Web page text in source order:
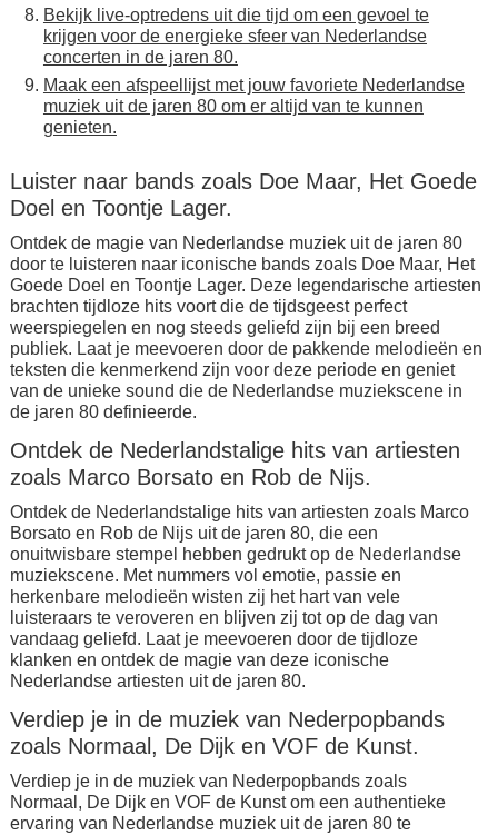
Bekijk live-optredens uit die tijd om een gevoel te
krijgen voor de energieke sfeer van Nederlandse
concerten in de jaren 80.
Maak een afspeellijst met jouw favoriete Nederlandse
muziek uit de jaren 80 om er altijd van te kunnen
genieten.
Luister naar bands zoals Doe Maar, Het Goede
Doel en Toontje Lager.
Ontdek de magie van Nederlandse muziek uit de jaren 80
door te luisteren naar iconische bands zoals Doe Maar, Het
Goede Doel en Toontje Lager. Deze legendarische artiesten
brachten tijdloze hits voort die de tijdsgeest perfect
weerspiegelen en nog steeds geliefd zijn bij een breed
publiek. Laat je meevoeren door de pakkende melodieën en
teksten die kenmerkend zijn voor deze periode en geniet
van de unieke sound die de Nederlandse muziekscene in
de jaren 80 definieerde.
Ontdek de Nederlandstalige hits van artiesten
zoals Marco Borsato en Rob de Nijs.
Ontdek de Nederlandstalige hits van artiesten zoals Marco
Borsato en Rob de Nijs uit de jaren 80, die een
onuitwisbare stempel hebben gedrukt op de Nederlandse
muziekscene. Met nummers vol emotie, passie en
herkenbare melodieën wisten zij het hart van vele
luisteraars te veroveren en blijven zij tot op de dag van
vandaag geliefd. Laat je meevoeren door de tijdloze
klanken en ontdek de magie van deze iconische
Nederlandse artiesten uit de jaren 80.
Verdiep je in de muziek van Nederpopbands
zoals Normaal, De Dijk en VOF de Kunst.
Verdiep je in de muziek van Nederpopbands zoals
Normaal, De Dijk en VOF de Kunst om een authentieke
ervaring van Nederlandse muziek uit de jaren 80 te